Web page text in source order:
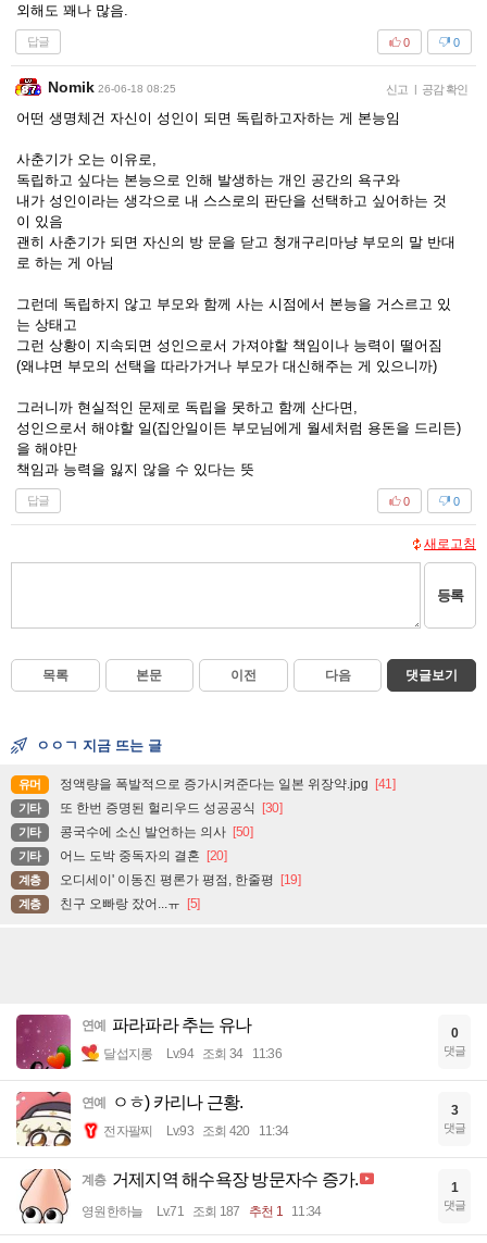
외해도 꽤나 많음.
답글 0
0
Nomik 26-06-18 08:25 신고 | 공감 확인
어떤 생명체건 자신이 성인이 되면 독립하고자하는 게 본능임
사춘기가 오는 이유로,
독립하고 싶다는 본능으로 인해 발생하는 개인 공간의 욕구와
내가 성인이라는 생각으로 내 스스로의 판단을 선택하고 싶어하는 것
이 있음
괜히 사춘기가 되면 자신의 방 문을 닫고 청개구리마냥 부모의 말 반대
로 하는 게 아님
그런데 독립하지 않고 부모와 함께 사는 시점에서 본능을 거스르고 있
는 상태고
그런 상황이 지속되면 성인으로서 가져야할 책임이나 능력이 떨어짐
(왜냐면 부모의 선택을 따라가거나 부모가 대신해주는 게 있으니까)
그러니까 현실적인 문제로 독립을 못하고 함께 산다면,
성인으로서 해야할 일(집안일이든 부모님에게 월세처럼 용돈을 드리든)
을 해야만
책임과 능력을 잃지 않을 수 있다는 뜻
답글 0
0
새로고침
등록
목록 본문 이전 다음 댓글보기
ㅇㅇㄱ 지금 뜨는 글
유머 정액량을 폭발적으로 증가시켜준다는 일본 위장약.jpg [41]
기타 또 한번 증명된 헐리우드 성공공식 [30]
기타 콩국수에 소신 발언하는 의사 [50]
기타 어느 도박 중독자의 결혼 [20]
계층 오디세이' 이동진 평론가 평점, 한줄평 [19]
계층 친구 오빠랑 잤어...ㅠ [5]
연예 파라파라 추는 유나
달섭지롱 Lv.94 조회 34 11:36
0
댓글
연예 ㅇㅎ) 카리나 근황.
전자팔찌 Lv.93 조회 420 11:34
3
댓글
계층 거제지역 해수욕장 방문자수 증가.
영원한하늘 Lv.71 조회 187 추천 1 11:34
1
댓글